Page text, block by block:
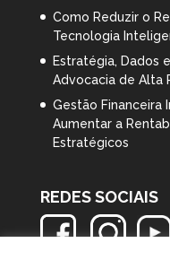
Como Reduzir o
Tecnologia
Estratégia, Dados
Advocacia de Alta
Gestão Financeira
Aumentar a
Estratégicos
REDES SOCIAIS